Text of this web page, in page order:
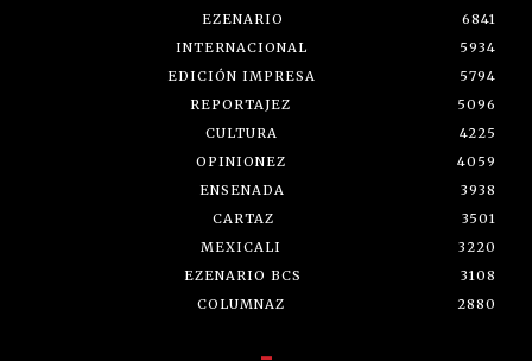
EZENARIO
6841
INTERNACIONAL
5934
EDICIÓN IMPRESA
5794
REPORTAJEZ
5096
CULTURA
4225
OPINIONEZ
4059
ENSENADA
3938
CARTAZ
3501
MEXICALI
3220
EZENARIO BCS
3108
COLUMNAZ
2880